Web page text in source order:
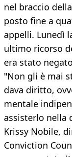
nel braccio
posto fine a
appelli. Lunedì
ultimo ricorso
era stato
"Non gli è mai
dava diritto,
mentale
assisterlo nella
Krissy Nobile,
Conviction